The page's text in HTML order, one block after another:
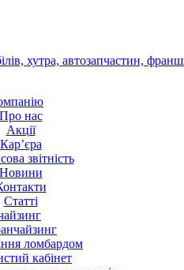
Про нас
Акції
Кар’єра
звітність
Новини
Статті
ломбардом
кабінет